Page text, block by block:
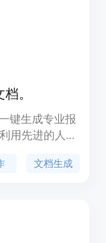
。
键生成专业报
用先进的人工
有强大的功能
文档生成